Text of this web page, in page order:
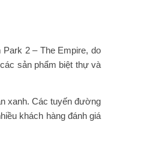
2 – The Empire, do
sản phẩm biệt thự và
xanh. Các tuyến đường
khách hàng đánh giá